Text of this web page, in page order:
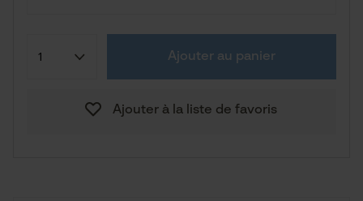
Ajouter au panier
Ajouter à la liste de favoris